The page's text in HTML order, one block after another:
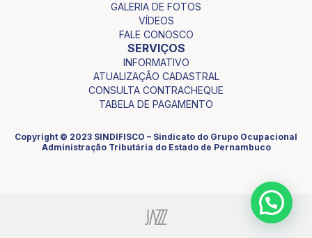
GALERIA DE FOTOS
VÍDEOS
FALE CONOSCO
SERVIÇOS
INFORMATIVO
ATUALIZAÇÃO CADASTRAL
CONSULTA CONTRACHEQUE
TABELA DE PAGAMENTO
Copyright © 2023 SINDIFISCO – Sindicato do Grupo Ocupacional
Administração Tributária do Estado de Pernambuco